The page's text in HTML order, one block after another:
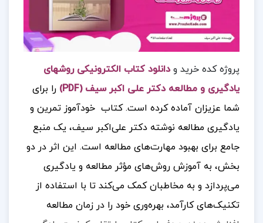
پروژه کده خرید ودانلود کتاب الکترونیکی روشهای
یادگیری و مطالعه دکتر علی اکبر سیف (PDF)
را برای
شما عزیزان آماده کرده است.کتاب خودآموز تمرین و
یادگیری مطالعه نوشته دکتر علی‌اکبر سیف، یک منبع
جامع برای بهبود مهارت‌های مطالعه است. این اثر در دو
بخش، به آموزش روش‌های مؤثر مطالعه و یادگیری
می‌پردازد و به مخاطبان کمک می‌کند تا با استفاده از
تکنیک‌های کارآمد، بهره‌وری خود را در زمان مطالعه